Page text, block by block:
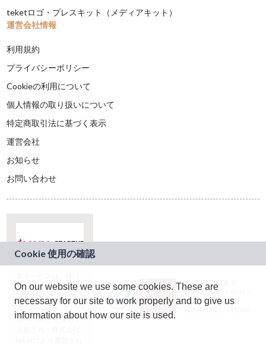
teketロゴ・プレスキット（メディアキット）
運営会社情報
利用規約
プライバシーポリシー
Cookieの利用について
個人情報の取り扱いについて
特定商取引法に基づく表示
運営会社
お知らせ
お問い合わせ
ドコモグループの新
規事業創出プログラ
ム「docomo
STARTUP」を通じて
JASRAC許諾番号：
9024936001Y45037
JASRAC許諾番号：
On our website we use some cookies. These are
necessary for our site to work properly and to give us
information about how our site is used.